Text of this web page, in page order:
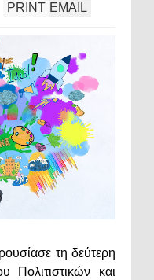
EMAIL
PRINT
τη δεύτερη
Πολιτιστικών και